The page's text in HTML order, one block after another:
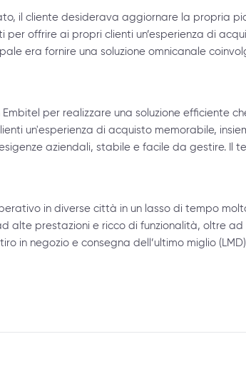
il cliente desiderava aggiornare la propria
offrire ai propri clienti un’esperienza di
era fornire una soluzione omnicanale
per realizzare una soluzione efficiente
un'esperienza di acquisto memorabile,
aziendali, stabile e facile da gestire. Il
in diverse città in un lasso di tempo
alte prestazioni e ricco di funzionalità, oltre
in negozio e consegna dell’ultimo miglio